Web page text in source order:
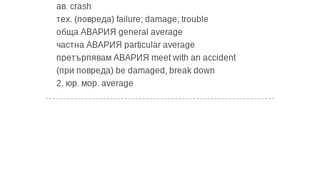
ав. crash
тех. (повреда) failure; damage; trouble
обща АВАРИЯ general average
частна АВАРИЯ particular average
претърпявам АВАРИЯ meet with an accident
(при повреда) be damaged, break down
2. юр. мор. average